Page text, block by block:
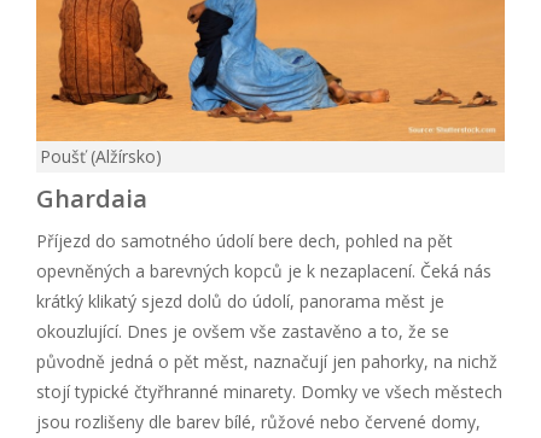
Poušť (Alžírsko)
Ghardaia
Příjezd do samotného údolí bere dech, pohled na pět
opevněných a barevných kopců je k nezaplacení. Čeká nás
krátký klikatý sjezd dolů do údolí, panorama měst je
okouzlující. Dnes je ovšem vše zastavěno a to, že se
původně jedná o pět měst, naznačují jen pahorky, na nichž
stojí typické čtyřhranné minarety. Domky ve všech městech
jsou rozlišeny dle barev bílé, růžové nebo červené domy,